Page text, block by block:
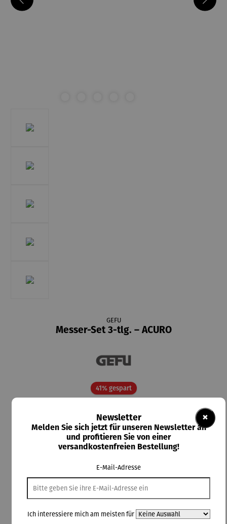
GEFU
Messer-Set 3-tlg. – ACURO
41% gespartRabatt
UVP169,85 €
Preise inkl. MwSt. zzgl. Versandkosten
Lieferzeit: 1-3 Tage
In den Warenkorb
×
Newsletter
Melden Sie sich jetzt für unseren Newsletter an
und profitieren Sie von einer
versandkostenfreien Bestellung!
E-Mail-Adresse
Ich interessiere mich am meisten für